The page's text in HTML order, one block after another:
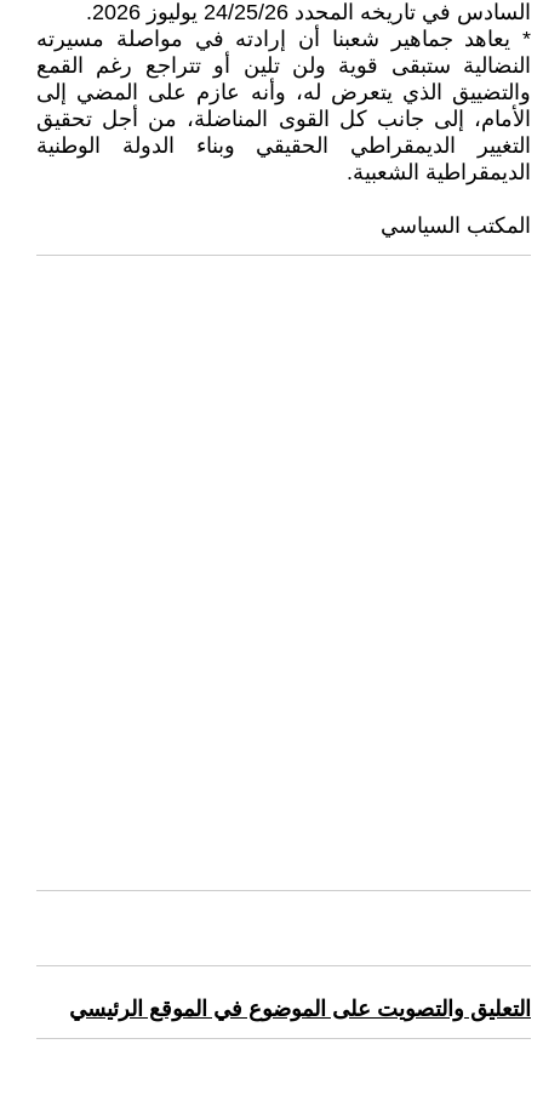
السادس في تاريخه المحدد 24/25/26 يوليوز 2026.
* يعاهد جماهير شعبنا أن إرادته في مواصلة مسيرته
النضالية ستبقى قوية ولن تلين أو تتراجع رغم القمع
والتضييق الذي يتعرض له، وأنه عازم على المضي إلى
الأمام، إلى جانب كل القوى المناضلة، من أجل تحقيق
التغيير الديمقراطي الحقيقي وبناء الدولة الوطنية
الديمقراطية الشعبية.
المكتب السياسي
التعليق والتصويت على الموضوع في الموقع الرئيسي